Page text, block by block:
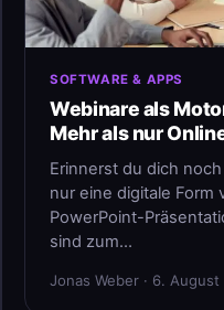
SOFTWARE & APPS
Webinare als
Mehr als nur
Erinnerst du dich
nur eine digitale Form
PowerPoint-
sind zum…
Jonas Weber · 6.